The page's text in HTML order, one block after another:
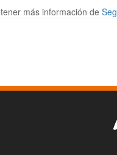
más información de